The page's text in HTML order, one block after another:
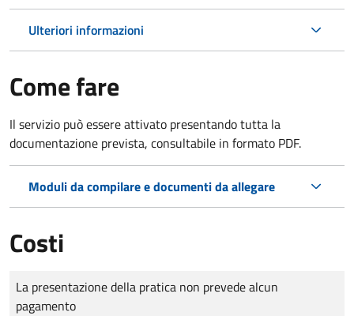
Ulteriori informazioni
Come fare
Il servizio può essere attivato presentando tutta la
documentazione prevista, consultabile in formato PDF.
Moduli da compilare e documenti da allegare
Costi
Tipo di pagamento
Importo
La presentazione della pratica non prevede alcun
pagamento